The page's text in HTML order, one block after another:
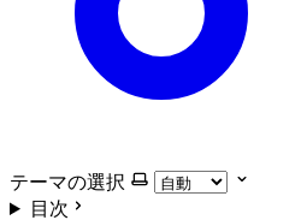
テーマの選択
目次